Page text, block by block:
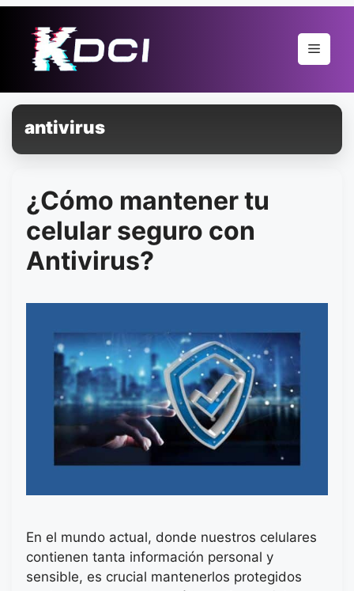
conteúdo
Menu
antivirus
¿Cómo mantener tu
celular seguro con
Antivirus?
En el mundo actual, donde nuestros celulares
contienen tanta información personal y
sensible, es crucial mantenerlos protegidos